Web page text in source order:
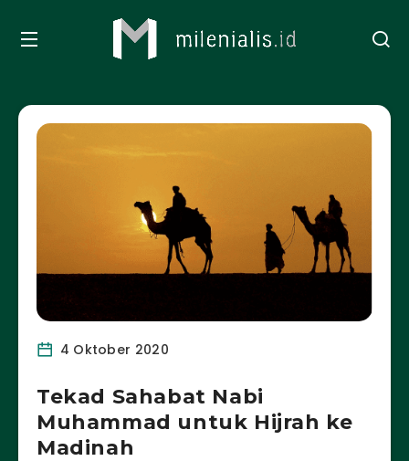
4 Oktober 2020
Tekad Sahabat Nabi
Muhammad untuk Hijrah ke
Madinah